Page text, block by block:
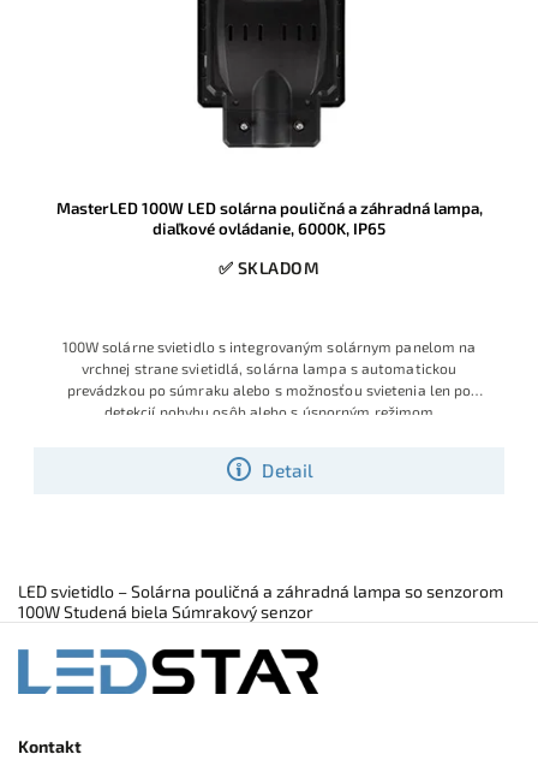
MasterLED 100W LED solárna pouličná a záhradná lampa,
diaľkové ovládanie, 6000K, IP65
✅ SKLADOM
Detail
100W solárne svietidlo s integrovaným solárnym panelom na
vrchnej strane svietidlá, solárna lampa s automatickou
prevádzkou po súmraku alebo s možnosťou svietenia len po
detekcií pohybu osôb alebo s úsporným režimom
LED svietidlo – Solárna pouličná a záhradná lampa so senzorom
100W Studená biela Súmrakový senzor
Kontakt